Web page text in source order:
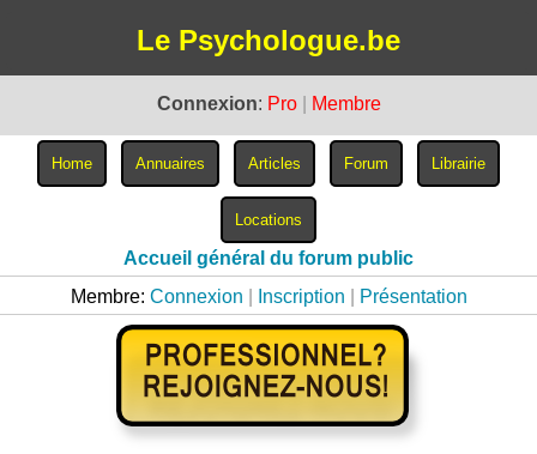
Le Psychologue.be
Connexion: Pro Membre
Accueil général du forum public
Membre: Connexion Inscription Présentation